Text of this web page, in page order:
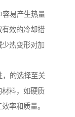
易产生热量
效的冷却措
热变形对加
的选择至关
料，如硬质
率和质量。